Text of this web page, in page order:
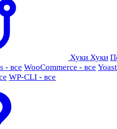
Хуки Хуки
- все WooCommerce - все
WP-CLI - все